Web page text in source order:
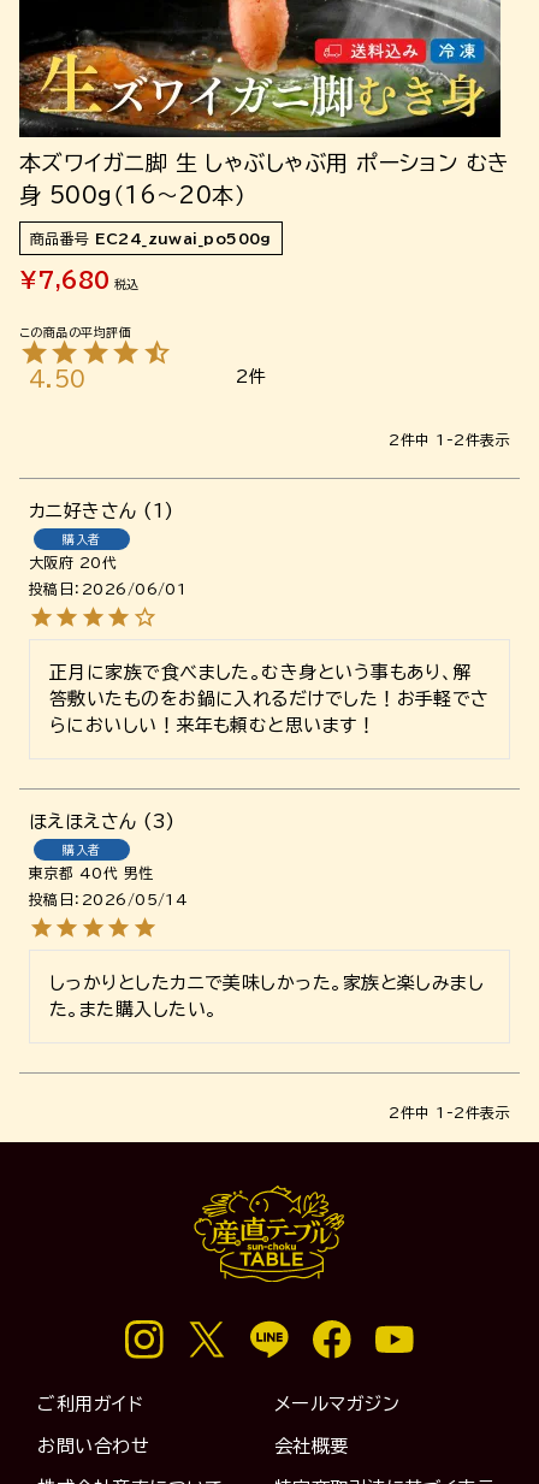
本ズワイガニ脚 生 しゃぶしゃぶ用 ポーション むき
身 500g（16～20本）
商品番号 EC24_zuwai_po500g
¥ 7,680 税込
4.50 2
2件中 1 -2件表示
カニ好き 1
購入者
大阪府 20代
投稿日
2026/06/01
正月に家族で食べました。むき身という事もあり、解
答敷いたものをお鍋に入れるだけでした！お手軽でさ
らにおいしい！来年も頼むと思います！
ほえほえ 3
購入者
東京都 40代 男性
投稿日
2026/05/14
しっかりとしたカニで美味しかった。家族と楽しみまし
た。また購入したい。
2件中 1 -2件表示
ご利用ガイド メールマガジン
お問い合わせ 会社概要